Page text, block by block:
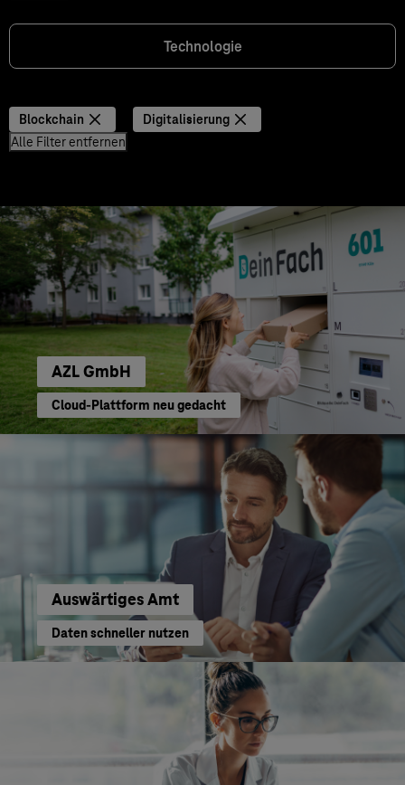
Technologie
Blockchain
Digitalisierung
Alle Filter entfernen
AZL GmbH
Cloud-Plattform neu gedacht
Auswärtiges Amt
Daten schneller nutzen